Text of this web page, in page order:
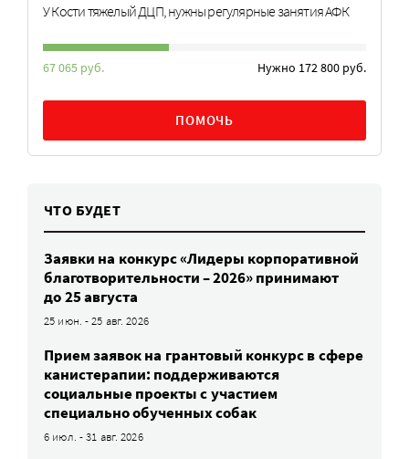
У Кости тяжелый ДЦП, нужны регулярные занятия АФК
67 065 руб. Нужно 172 800 руб.
ПОМОЧЬ
ЧТО БУДЕТ
Заявки на конкурс «Лидеры корпоративной
благотворительности – 2026» принимают
до 25 августа
25 июн. - 25 авг. 2026
Прием заявок на грантовый конкурс в сфере
канистерапии: поддерживаются
социальные проекты с участием
специально обученных собак
6 июл. - 31 авг. 2026